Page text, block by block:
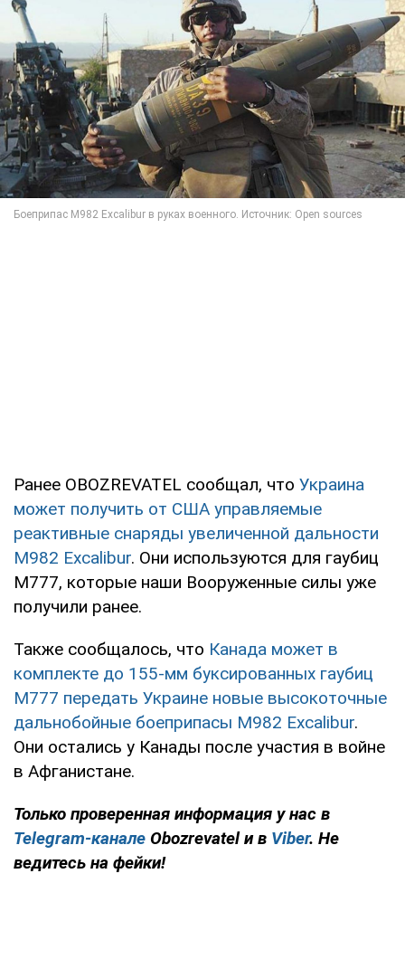
Ранее OBOZREVATEL сообщал, что Украина
может получить от США управляемые
реактивные снаряды увеличенной дальности
M982 Excalibur. Они используются для гаубиц
М777, которые наши Вооруженные силы уже
получили ранее.
Также сообщалось, что Канада может в
комплекте до 155-мм буксированных гаубиц
M777 передать Украине новые высокоточные
дальнобойные боеприпасы M982 Excalibur.
Они остались у Канады после участия в войне
в Афганистане.
Только проверенная информация у нас в
Telegram-канале Obozrevatel и в Viber. Не
ведитесь на фейки!